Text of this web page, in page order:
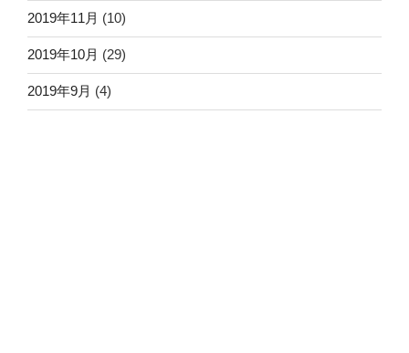
2019年11月 (10)
2019年10月 (29)
2019年9月 (4)